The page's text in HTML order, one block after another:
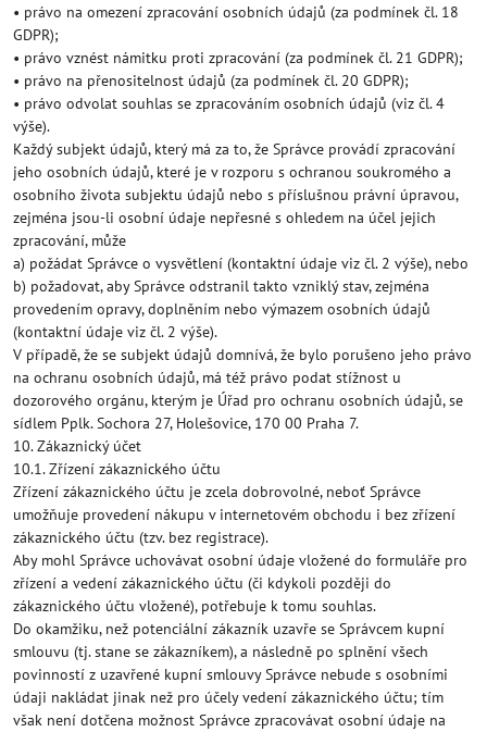
• právo na omezení zpracování osobních údajů (za podmínek čl. 18
GDPR);
• právo vznést námitku proti zpracování (za podmínek čl. 21 GDPR);
• právo na přenositelnost údajů (za podmínek čl. 20 GDPR);
• právo odvolat souhlas se zpracováním osobních údajů (viz čl. 4
výše).
Každý subjekt údajů, který má za to, že Správce provádí zpracování
jeho osobních údajů, které je v rozporu s ochranou soukromého a
osobního života subjektu údajů nebo s příslušnou právní úpravou,
zejména jsou-li osobní údaje nepřesné s ohledem na účel jejich
zpracování, může
a) požádat Správce o vysvětlení (kontaktní údaje viz čl. 2 výše), nebo
b) požadovat, aby Správce odstranil takto vzniklý stav, zejména
provedením opravy, doplněním nebo výmazem osobních údajů
(kontaktní údaje viz čl. 2 výše).
V případě, že se subjekt údajů domnívá, že bylo porušeno jeho právo
na ochranu osobních údajů, má též právo podat stížnost u
dozorového orgánu, kterým je Úřad pro ochranu osobních údajů, se
sídlem Pplk. Sochora 27, Holešovice, 170 00 Praha 7.
10. Zákaznický účet
10.1. Zřízení zákaznického účtu
Zřízení zákaznického účtu je zcela dobrovolné, neboť Správce
umožňuje provedení nákupu v internetovém obchodu i bez zřízení
zákaznického účtu (tzv. bez registrace).
Aby mohl Správce uchovávat osobní údaje vložené do formuláře pro
zřízení a vedení zákaznického účtu (či kdykoli později do
zákaznického účtu vložené), potřebuje k tomu souhlas.
Do okamžiku, než potenciální zákazník uzavře se Správcem kupní
smlouvu (tj. stane se zákazníkem), a následně po splnění všech
povinností z uzavřené kupní smlouvy Správce nebude s osobními
údaji nakládat jinak než pro účely vedení zákaznického účtu; tím
však není dotčena možnost Správce zpracovávat osobní údaje na